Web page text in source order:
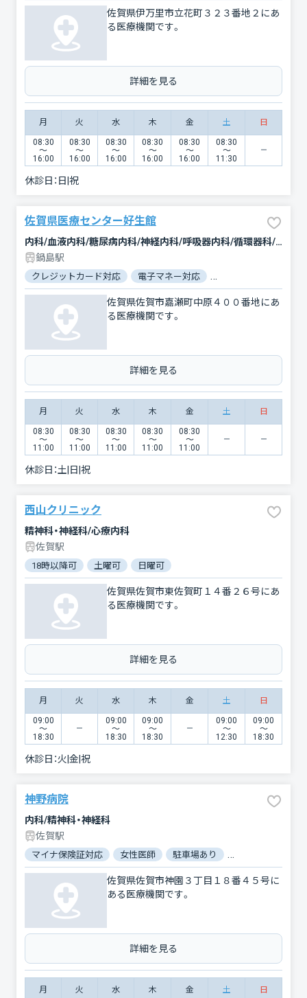
佐賀県伊万里市立花町３２３番地２にあ
る医療機関です。
詳細を見る
月 火 水 木 金 土 日
08:30
〜
16:00
08:30
〜
16:00
08:30
〜
16:00
08:30
〜
16:00
08:30
〜
16:00
08:30
〜
11:30
休診日： 日|祝
佐賀県医療センター好生館
内科/血液内科/糖尿病内科/神経内科/呼吸器内科/循環器科/消化器科/腎臓内科・外科/肝臓内科・外科/腫瘍内科・外科/緩和ケア/外科/脳神経外科/呼吸器外科/心臓血管外科/整形外科/形成外科/小児科/小児外科/産婦人科/眼科/耳鼻咽喉科/皮膚科/泌尿器科/精神科・神経科/歯科口腔外科/リハビリテーション/放射線科/臨床検査・病理診断/救急科/麻酔科
鍋島駅
クレジットカード対応 電子マネー対応
佐賀県佐賀市嘉瀬町中原４００番地にあ
る医療機関です。
詳細を見る
月 火 水 木 金 土 日
08:30
〜
11:00
08:30
〜
11:00
08:30
〜
11:00
08:30
〜
11:00
08:30
〜
11:00
休診日：土|日|祝
西山クリニック
精神科・神経科/心療内科
佐賀駅
18時以降可 土曜可 日曜可
佐賀県佐賀市東佐賀町１４番２６号にあ
る医療機関です。
詳細を見る
月 火 水 木 金 土 日
09:00
〜
18:30
09:00
〜
18:30
09:00
〜
18:30
09:00
〜
12:30
09:00
〜
18:30
休診日：火|金|祝
神野病院
内科/精神科・神経科
佐賀駅
マイナ保険証対応 女性医師 駐車場あり
佐賀県佐賀市神園３丁目１８番４５号に
ある医療機関です。
詳細を見る
月 火 水 木 金 土 日